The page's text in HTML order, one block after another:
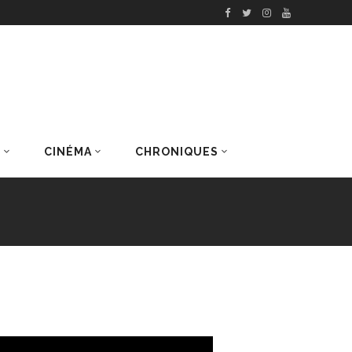
CINÉMA CHRONIQUES
DERNIERS ARTICLES